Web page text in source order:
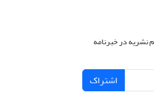
نشریه در خبرنامه
اشتراک